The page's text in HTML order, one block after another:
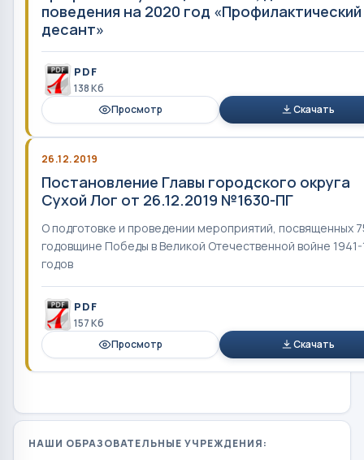
поведения на 2020 год «Профилактический
десант»
PDF
138 Кб
Просмотр
Скачать
26.12.2019
Постановление Главы городского округа
Сухой Лог от 26.12.2019 №1630-ПГ
О подготовке и проведении мероприятий, посвященных
годовщине Победы в Великой Отечественной войне
годов
PDF
157 Кб
Просмотр
Скачать
НАШИ ОБРАЗОВАТЕЛЬНЫЕ УЧРЕЖДЕНИЯ: